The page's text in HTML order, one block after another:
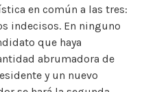
en común a las tres:
indecisos. En ninguno
que haya
abrumadora de
y un nuevo